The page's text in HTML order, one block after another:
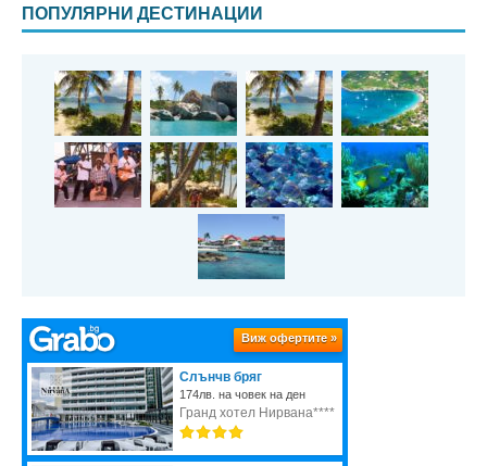
ПОПУЛЯРНИ ДЕСТИНАЦИИ